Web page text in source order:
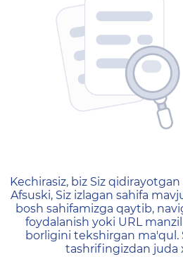
404 —
Kechirasiz, biz Siz
Afsuski, Siz izlagan sahifa
bosh sahifamizga qaytib,
foydalanish yoki URL
borligini tekshirgan ma'qul.
tashrifingizdan juda